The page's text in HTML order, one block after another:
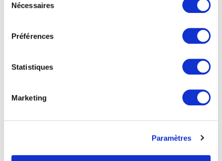
Nécessaires
Préférences
Statistiques
Marketing
Paramètres